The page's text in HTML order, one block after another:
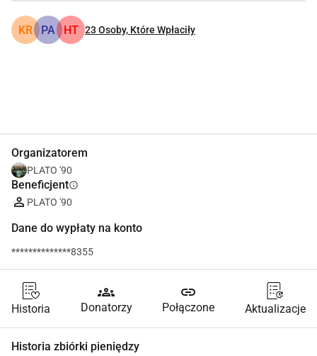
KR PA HT 23Osoby, Które Wpłaciły
Organizatorem
PLATO '90
Beneficjentinfo
PLATO '90
Dane do wypłaty na konto
**************8355
Historia
groups
Donatorzy
link
Połączone Aktualizacje
Historia zbiórki pieniędzy